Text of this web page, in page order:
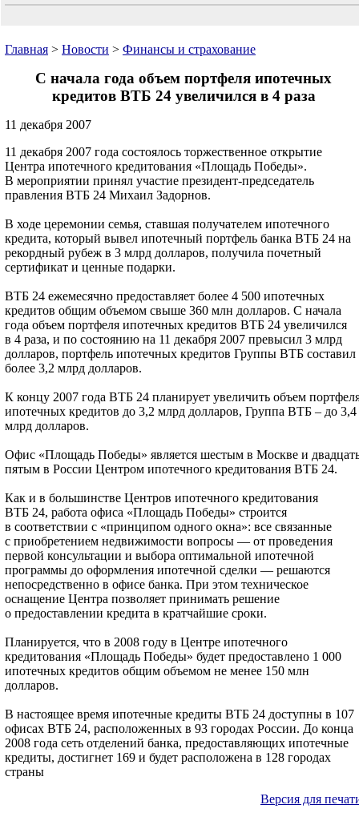
Главная > Новости > Финансы и страхование
С начала года объем портфеля ипотечных
кредитов ВТБ 24 увеличился в 4 раза
11 декабря 2007
11 декабря 2007 года состоялось торжественное открытие
Центра ипотечного кредитования «Площадь Победы».
В мероприятии принял участие президент-председатель
правления ВТБ 24 Михаил Задорнов.
В ходе церемонии семья, ставшая получателем ипотечного
кредита, который вывел ипотечный портфель банка ВТБ 24 на
рекордный рубеж в 3 млрд долларов, получила почетный
сертификат и ценные подарки.
ВТБ 24 ежемесячно предоставляет более 4 500 ипотечных
кредитов общим объемом свыше 360 млн долларов. С начала
года объем портфеля ипотечных кредитов ВТБ 24 увеличился
в 4 раза, и по состоянию на 11 декабря 2007 превысил 3 млрд
долларов, портфель ипотечных кредитов Группы ВТБ составил
более 3,2 млрд долларов.
К концу 2007 года ВТБ 24 планирует увеличить объем
ипотечных кредитов до 3,2 млрд долларов, Группа ВТБ – до 3,4
млрд долларов.
Офис «Площадь Победы» является шестым в Москве и
пятым в России Центром ипотечного кредитования ВТБ 24.
Как и в большинстве Центров ипотечного кредитования
ВТБ 24, работа офиса «Площадь Победы» строится
в соответствии с «принципом одного окна»: все связанные
с приобретением недвижимости вопросы — от проведения
первой консультации и выбора оптимальной ипотечной
программы до оформления ипотечной сделки — решаются
непосредственно в офисе банка. При этом техническое
оснащение Центра позволяет принимать решение
о предоставлении кредита в кратчайшие сроки.
Планируется, что в 2008 году в Центре ипотечного
кредитования «Площадь Победы» будет предоставлено 1 000
ипотечных кредитов общим объемом не менее 150 млн
долларов.
В настоящее время ипотечные кредиты ВТБ 24 доступны в 107
офисах ВТБ 24, расположенных в 93 городах России. До конца
2008 года сеть отделений банка, предоставляющих ипотечные
кредиты, достигнет 169 и будет расположена в 128 городах
страны
Версия для